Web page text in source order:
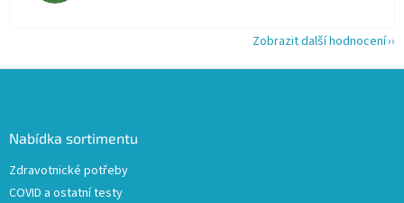
Zobrazit další hodnocení
Nabídka sortimentu
Zdravotnické potřeby
COVID a ostatní testy